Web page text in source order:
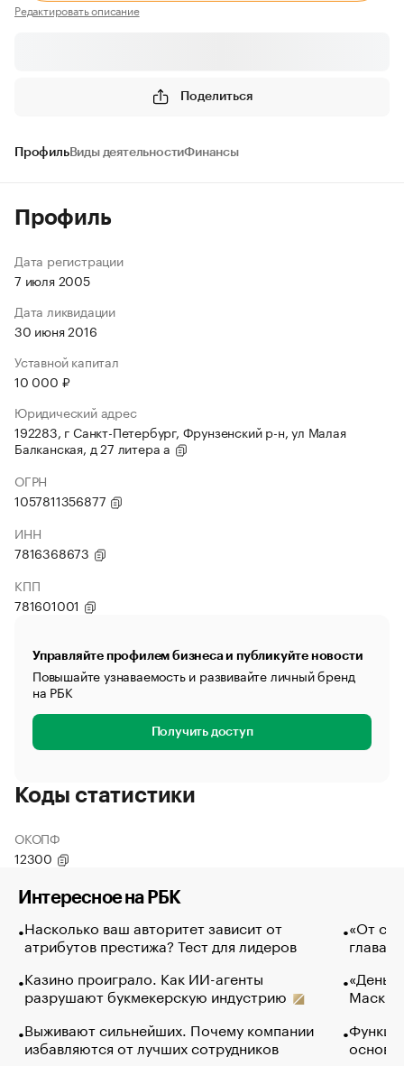
Редактировать описание
Поделиться
ПрофильВиды деятельностиФинансы
Профиль
Дата регистрации
7 июля 2005
Дата ликвидации
30 июня 2016
Уставной капитал
10 000 ₽
Юридический адрес
192283, г Санкт-Петербург, Фрунзенский р-н, ул Малая
Балканская, д 27 литера а
ОГРН
1057811356877
ИНН
7816368673
КПП
781601001
Управляйте профилем бизнеса и публикуйте новости
Повышайте узнаваемость и развивайте личный бренд
на РБК
Получить доступ
Коды статистики
ОКОПФ
12300
Интересное на РБК
Насколько ваш авторитет зависит от
атрибутов престижа? Тест для лидеров
Казино проиграло. Как ИИ-агенты
разрушают букмекерскую индустрию
Выживают сильнейших. Почему компании
избавляются от лучших сотрудников
«От
глава
Маск в
основ